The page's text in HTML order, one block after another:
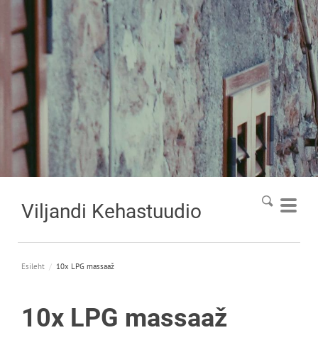
Viljandi Kehastuudio
Esileht / 10x LPG massaaž
10x LPG massaaž